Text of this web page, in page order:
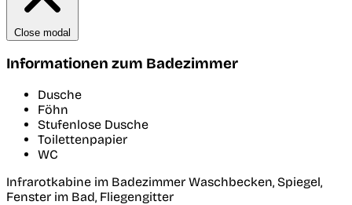
Close modal
Informationen zum Badezimmer
Dusche
Föhn
Stufenlose Dusche
Toilettenpapier
WC
Infrarotkabine im Badezimmer Waschbecken, Spiegel,
Fenster im Bad, Fliegengitter